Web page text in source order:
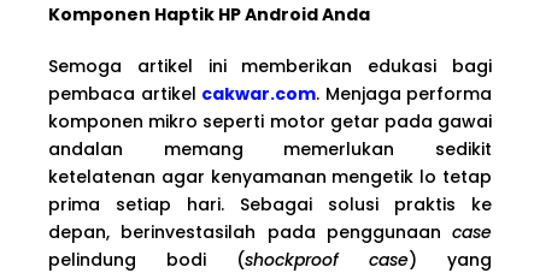
Komponen Haptik HP Android Anda
Semoga artikel ini memberikan edukasi bagi
pembaca artikel cakwar.com. Menjaga performa
komponen mikro seperti motor getar pada gawai
andalan memang memerlukan sedikit
ketelatenan agar kenyamanan mengetik lo tetap
prima setiap hari. Sebagai solusi praktis ke
depan, berinvestasilah pada penggunaan case
pelindung bodi (shockproof case) yang